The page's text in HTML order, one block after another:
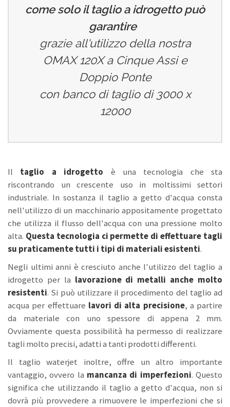
come solo il taglio a idrogetto può
garantire
grazie all'utilizzo della nostra
OMAX 120X a Cinque Assi e
Doppio Ponte
con banco di taglio di 3000 x
12000
Il taglio a idrogetto è una tecnologia che sta
riscontrando un crescente uso in moltissimi settori
industriale. In sostanza il taglio a getto d'acqua consta
nell'utilizzo di un macchinario appositamente progettato
che utilizza il flusso dell'acqua con una pressione molto
alta. Questa tecnologia ci permette di effettuare tagli
su praticamente tutti i tipi di materiali esistenti.
Negli ultimi anni è cresciuto anche l'utilizzo del taglio a
idrogetto per la lavorazione di metalli anche molto
resistenti. Si può utilizzare il procedimento del taglio ad
acqua per effettuare lavori di alta precisione, a partire
da materiale con uno spessore di appena 2 mm.
Ovviamente questa possibilità ha permesso di realizzare
tagli molto precisi, adatti a tanti prodotti differenti.
Il taglio waterjet inoltre, offre un altro importante
vantaggio, ovvero la mancanza di imperfezioni. Questo
significa che utilizzando il taglio a getto d'acqua, non si
dovrà più provvedere a rimuovere le imperfezioni che si